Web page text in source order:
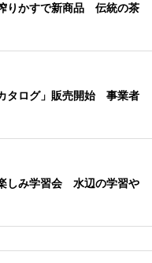
りかすで新商品 伝統の茶
タログ」販売開始 事業者
しみ学習会 水辺の学習や